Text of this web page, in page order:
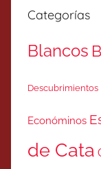
Categorías
Blancos
Descubrimientos
Económinos
de Cata